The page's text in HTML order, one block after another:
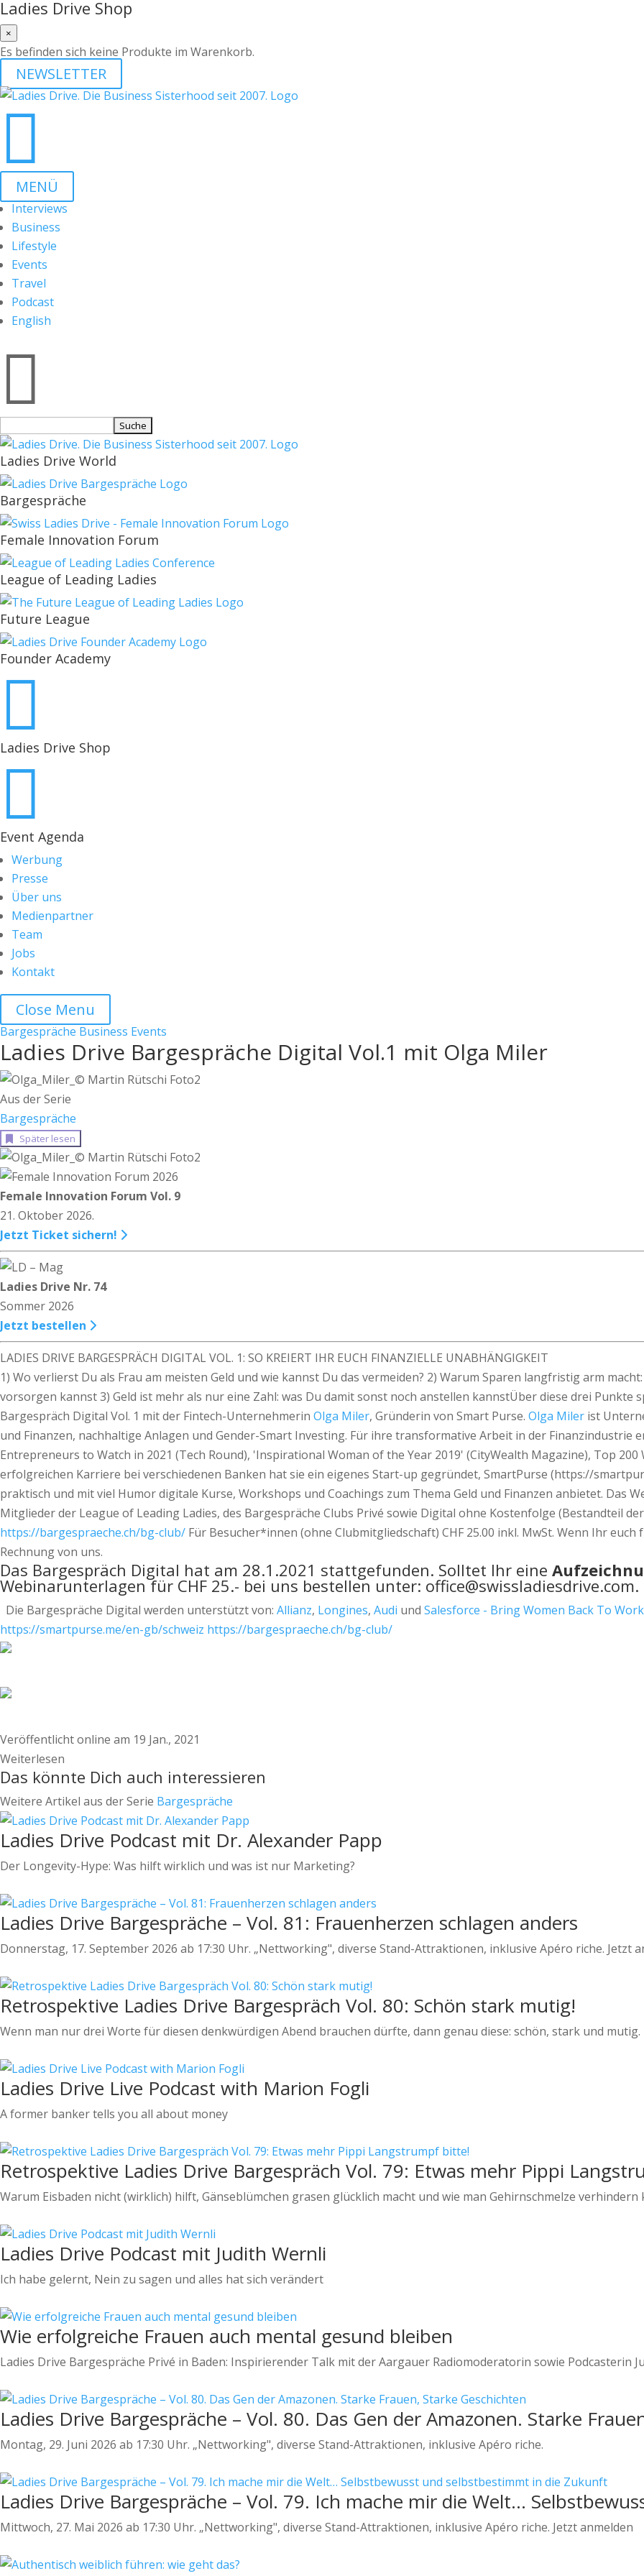
Ladies Drive Shop
×
Es befinden sich keine Produkte im Warenkorb.
NEWSLETTER

MENÜ
Interviews
Business
Lifestyle
Events
Travel
Podcast
English

nach:
Ladies Drive World
Bargespräche
Female Innovation Forum
League of Leading Ladies
Future League
Founder Academy

Ladies Drive Shop

Event Agenda
Werbung
Presse
Über uns
Medienpartner
Team
Jobs
Kontakt
Close Menu
Bargespräche Business Events
Ladies Drive Bargespräche Digital Vol.1 mit Olga Miler
Aus der Serie
Bargespräche
Später lesen
Female Innovation Forum Vol. 9
21. Oktober 2026.
Jetzt Ticket sichern!
Ladies Drive Nr. 74
Sommer 2026
Jetzt bestellen
LADIES DRIVE BARGESPRÄCH DIGITAL VOL. 1: SO KREIERT IHR EUCH FINANZIELLE UNABHÄNGIGKEIT
1) Wo verlierst Du als Frau am meisten Geld und wie kannst Du das vermeiden? 2) Warum Sparen langfristig arm
vorsorgen kannst 3) Geld ist mehr als nur eine Zahl: was Du damit sonst noch anstellen kannstÜber diese drei Punkte
Bargespräch Digital Vol. 1 mit der Fintech-Unternehmerin Olga Miler, Gründerin von Smart Purse. Olga Miler ist
und Finanzen, nachhaltige Anlagen und Gender-Smart Investing. Für ihre transformative Arbeit in der Finanzindustrie
Entrepreneurs to Watch in 2021 (Tech Round), 'Inspirational Woman of the Year 2019' (CityWealth Magazine), Top
erfolgreichen Karriere bei verschiedenen Banken hat sie ein eigenes Start-up gegründet, SmartPurse (https://
praktisch und mit viel Humor digitale Kurse, Workshops und Coachings zum Thema Geld und Finanzen anbietet. Das
Mitglieder der League of Leading Ladies, des Bargespräche Clubs Privé sowie Digital ohne Kostenfolge (Bestandteil
https://bargespraeche.ch/bg-club/ Für Besucher*innen (ohne Clubmitgliedschaft) CHF 25.00 inkl. MwSt. Wenn Ihr
Rechnung von uns.
Das Bargespräch Digital hat am 28.1.2021 stattgefunden. Solltet Ihr eine
Webinarunterlagen für CHF 25.- bei uns bestellen unter: office@swissladiesdrive.com.
Die Bargespräche Digital werden unterstützt von: Allianz, Longines, Audi und Salesforce - Bring Women Back To
https://smartpurse.me/en-gb/schweiz https://bargespraeche.ch/bg-club/
Veröffentlicht online am 19 Jan., 2021
Weiterlesen
Das könnte Dich auch interessieren
Weitere Artikel aus der Serie Bargespräche
Ladies Drive Podcast mit Dr. Alexander Papp
Der Longevity-Hype: Was hilft wirklich und was ist nur Marketing?
Ladies Drive Bargespräche – Vol. 81: Frauenherzen schlagen anders
Donnerstag, 17. September 2026 ab 17:30 Uhr. „Nettworking", diverse Stand-Attraktionen, inklusive Apéro riche. Jetzt
Retrospektive Ladies Drive Bargespräch Vol. 80: Schön stark mutig!
Wenn man nur drei Worte für diesen denkwürdigen Abend brauchen dürfte, dann genau diese: schön, stark und mutig.
Ladies Drive Live Podcast with Marion Fogli
A former banker tells you all about money
Retrospektive Ladies Drive Bargespräch Vol. 79: Etwas mehr Pippi
Warum Eisbaden nicht (wirklich) hilft, Gänseblümchen grasen glücklich macht und wie man Gehirnschmelze verhindern
Ladies Drive Podcast mit Judith Wernli
Ich habe gelernt, Nein zu sagen und alles hat sich verändert
Wie erfolgreiche Frauen auch mental gesund bleiben
Ladies Drive Bargespräche Privé in Baden: Inspirierender Talk mit der Aargauer Radiomoderatorin sowie Podcasterin
Ladies Drive Bargespräche – Vol. 80. Das Gen der Amazonen. Starke
Montag, 29. Juni 2026 ab 17:30 Uhr. „Nettworking", diverse Stand-Attraktionen, inklusive Apéro riche.
Ladies Drive Bargespräche – Vol. 79. Ich mache mir die Welt…
Mittwoch, 27. Mai 2026 ab 17:30 Uhr. „Nettworking", diverse Stand-Attraktionen, inklusive Apéro riche. Jetzt anmelden